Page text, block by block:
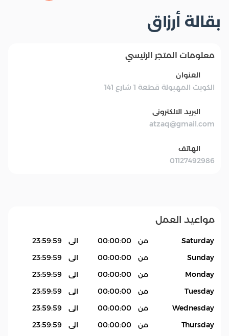
بقالة أرزاق
معلومات المتجر الرئيسي
العنوان
الكويت المهبولة قطعة 1 شارع 141
البريد الالكترونى
atzaq@gmail.com
الهاتف
01127492986
مواعيد العمل
Saturday من 00:00:00 الى
23:59:59
Sunday
من 00:00:00 الى
23:59:59
Monday
من 00:00:00 الى
23:59:59
Tuesday
من 00:00:00 الى
23:59:59
Wednesday
من 00:00:00 الى
23:59:59
Thursday
من 00:00:00 الى
23:59:59